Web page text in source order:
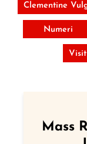
Clementine
Numeri
Mass